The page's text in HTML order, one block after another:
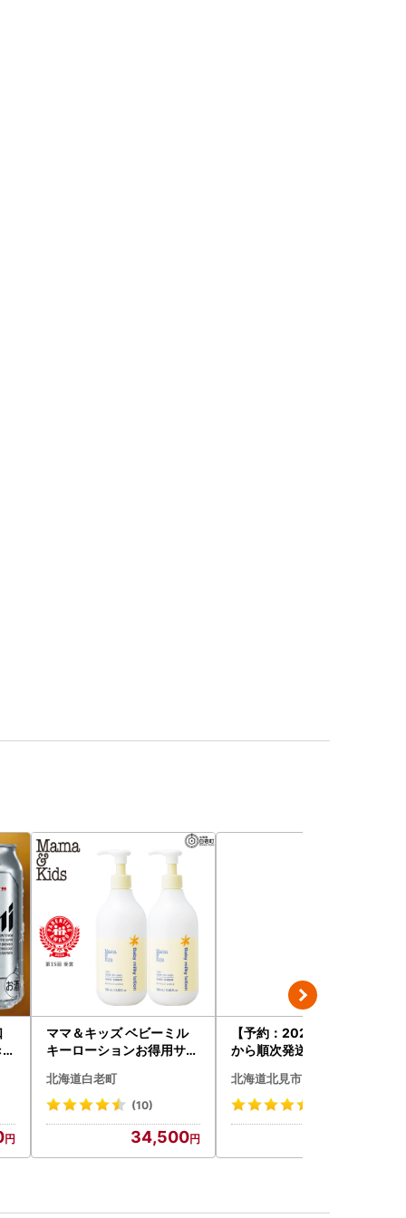
ママ＆キッズ ベビーミル
キーローションお得用サイ
0
北海道白老町
(10)
34,500
【予約：2026年9月上旬
から順次発送】JAきたみ
g ( タマネギ たまねぎ 野菜
)【210-0003-2026】
北海道北見市